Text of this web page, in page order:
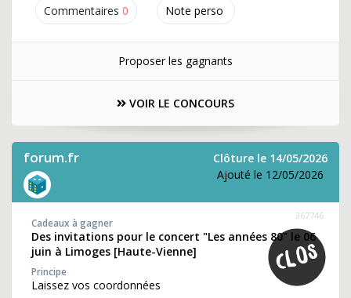
Commentaires 0 Note perso
Proposer les gagnants
VOIR LE CONCOURS
forum.fr
Clôture le 14/05/2026
Ajouté le 12/05/2026
367746
Cadeaux à gagner
Des invitations pour le concert "Les années 80" le 06
juin à Limoges [Haute-Vienne]
Principe
Laissez vos coordonnées